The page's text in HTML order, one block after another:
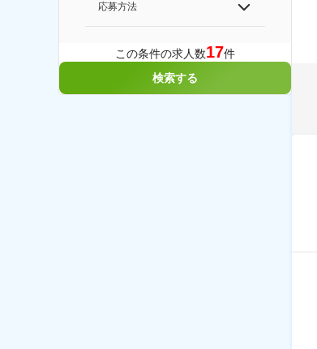
応募方法
この条件の求人数17件
検索する